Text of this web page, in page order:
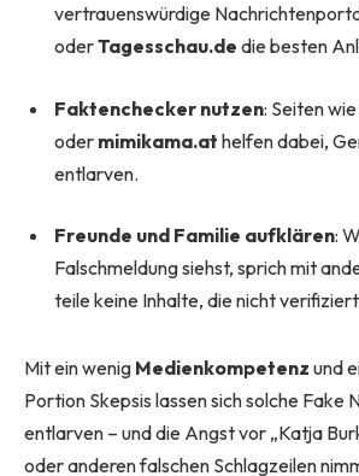
vertrauenswürdige
oderTagesschau.de die besten
Faktenchecker nutzen: Seiten wie
oder mimikama.at helfen dabei,
entlarven.
Freunde und Familie aufklären:
Falschmeldung siehst, sprich mit
teile keine Inhalte, die nicht
Mit ein wenig Medienkompetenz und
Portion Skepsis lassen sich solche Fake
entlarven – und die Angst vor „Katja
oder anderen falschen Schlagzeilen